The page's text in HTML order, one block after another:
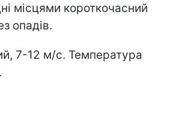
місцями короткочасний
опадів.
7-12 м/с. Температура